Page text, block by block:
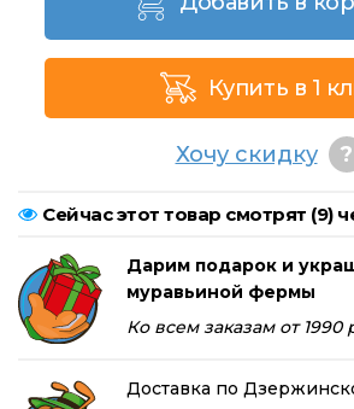
Купить в 1
Хочу скидку ?
Сейчас этот товар смотрят (9)
Дарим подарок и
муравьиной фермы
Ко всем заказам от 1990
Доставка по